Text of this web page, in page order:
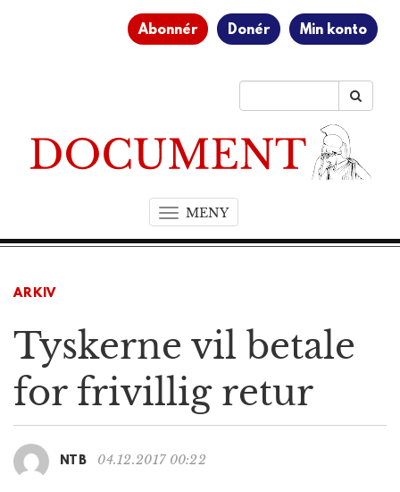
Abonnér Donér Min konto
MENYT
o
n
a
i
ARKIV
Tyskerne vil betale
for frivillig retur
NTB 04.12.2017 00:22